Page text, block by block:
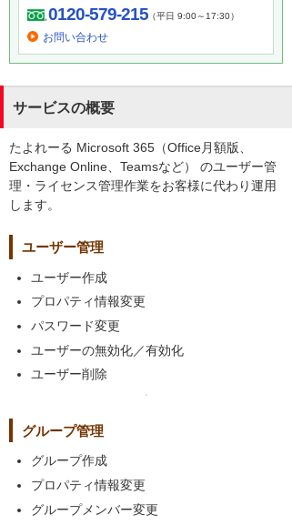
0120-579-215（平日 9:00～17:30）
お問い合わせ
サービスの概要
たよれーる Microsoft 365（Office月額版、
Exchange Online、Teamsなど） のユーザー管
理・ライセンス管理作業をお客様に代わり運用
します。
ユーザー管理
ユーザー作成
プロパティ情報変更
パスワード変更
ユーザーの無効化／有効化
ユーザー削除
グループ管理
グループ作成
プロパティ情報変更
グループメンバー変更